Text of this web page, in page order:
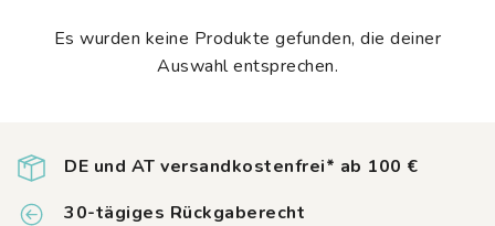
Es wurden keine Produkte gefunden, die deiner
Auswahl entsprechen.
DE und AT versandkostenfrei* ab 100 €
30-tägiges Rückgaberecht